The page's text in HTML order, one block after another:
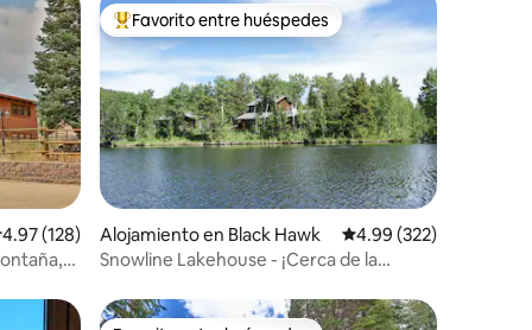
promedio: 4.97 de 5, 128 reseñas
4.97 (128)
Favorito entre huéspedes preferido
Favorito entre huéspedes
Alojamiento en Black Hawk Calificación promedio:
4.99 (322)
Snowline Lakehouse - ¡Cerca de la